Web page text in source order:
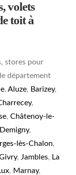
volets
toit à
stores pour
département
, Aluze, Barizey,
,
, Châtenoy-le-
Demigny,
lès-Chalon,
, Jambles, La
, Marnay,